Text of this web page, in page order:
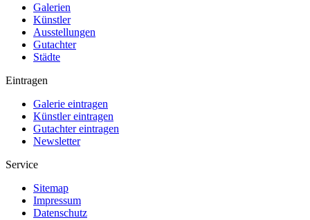
Galerien
Künstler
Ausstellungen
Gutachter
Städte
Eintragen
Galerie eintragen
Künstler eintragen
Gutachter eintragen
Newsletter
Service
Sitemap
Impressum
Datenschutz